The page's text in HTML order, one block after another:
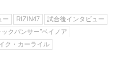
ー RIZIN47
試合後インタビュー
ックパンサー”ベイノア
ク・カーライル